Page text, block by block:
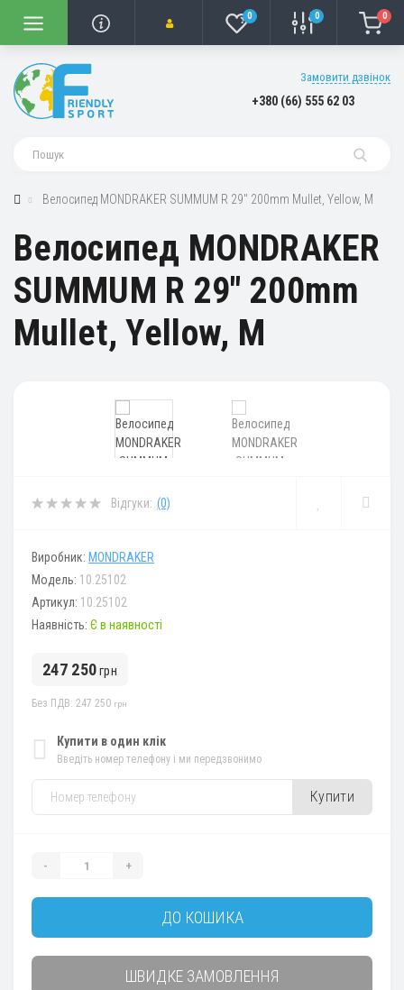
0 0 0
Замовити дзвінок
+380 (66) 555 62 03
Велосипед MONDRAKER SUMMUM R 29" 200mm Mullet, Yellow, M
Велосипед MONDRAKER
SUMMUM R 29" 200mm
Mullet, Yellow, M
Відгуки: (0)
Виробник: MONDRAKER
Модель: 10.25102
Артикул: 10.25102
Наявність: Є в наявності
247 250грн
Без ПДВ: 247 250 грн
Купити в один клік
Введіть номер телефону і ми передзвонимо
Купити
- +
ДО КОШИКА
ШВИДКЕ ЗАМОВЛЕННЯ